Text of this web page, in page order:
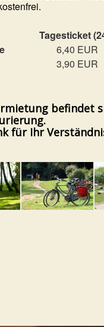
Tagesticket
6,40 EUR
3,90 EUR
befindet
für Ihr